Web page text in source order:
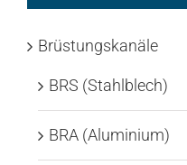
Brüstungskanäle
BRS (Stahlblech)
BRA (Aluminium)